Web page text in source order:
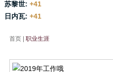
苏黎世: +41
日内瓦: +41
首页| 职业生涯